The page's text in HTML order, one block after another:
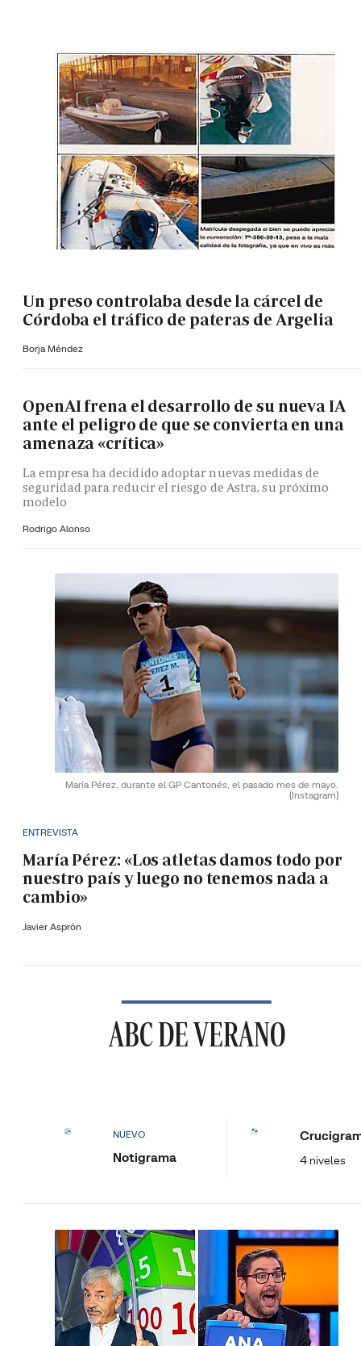
Un preso controlaba desde la cárcel de
Córdoba el tráfico de pateras de Argelia
Borja Méndez
OpenAI frena el desarrollo de su nueva IA
ante el peligro de que se convierta en una
amenaza «crítica»
La empresa ha decidido adoptar nuevas medidas de
seguridad para reducir el riesgo de Astra, su próximo
modelo
Rodrigo Alonso
María Pérez, durante el GP Cantonés, el pasado mes de mayo.
(Instagram)
ENTREVISTA
María Pérez: «Los atletas damos todo por
nuestro país y luego no tenemos nada a
cambio»
Javier Asprón
ABC DE VERANO
NUEVO
Notigrama 4 niveles